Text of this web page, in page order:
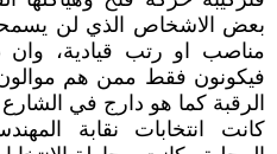
بعض الاشخاص الذي لن
مناصب او رتب قيادية،
فيكونون فقط ممن هم
الرقبة كما هو دارج في
كانت انتخابات نقابة